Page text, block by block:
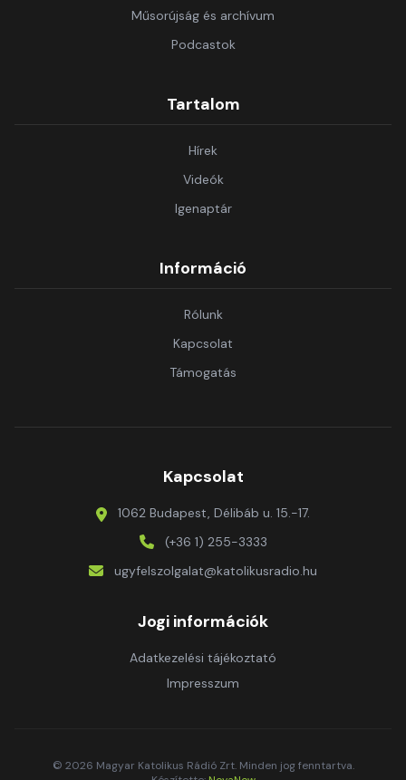
Műsorújság és archívum
Podcastok
Tartalom
Hírek
Videók
Igenaptár
Információ
Rólunk
Kapcsolat
Támogatás
Kapcsolat
1062 Budapest, Délibáb u. 15.-17.
(+36 1) 255-3333
ugyfelszolgalat@katolikusradio.hu
Jogi információk
Adatkezelési tájékoztató
Impresszum
© 2026 Magyar Katolikus Rádió Zrt. Minden jog fenntartva.